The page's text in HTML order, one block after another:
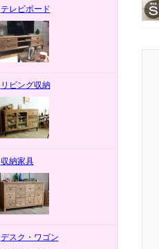
テレビボード
リビング収納
収納家具
デスク・ワゴン